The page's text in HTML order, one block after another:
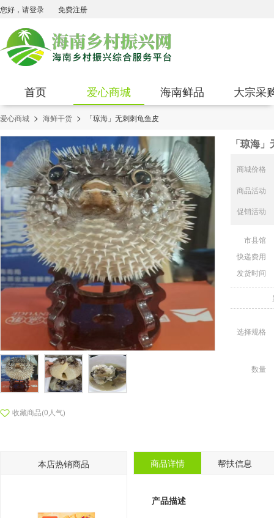
您好，请登录 免费注册
首页 爱心商城 海南鲜品 大宗采
爱心商城 > 海鲜干货 > 「琼海」无刺刺龟鱼皮
收藏商品(0人气)
「琼海
商城价格
商品活动
促销活动
市县馆
快递费用
发货时间
选择规格
数量
本店热销商品 商品详情 帮扶信息
产品描述